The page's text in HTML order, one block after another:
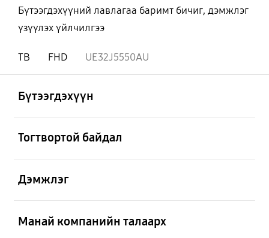
Бүтээгдэхүүний лавлагаа баримт бичиг, дэмжлэг
үзүүлэх үйлчилгээ
ТВ FHD UE32J5550AU
Бүтээгдэхүүн
Тогтвортой байдал
Дэмжлэг
Манай компанийн талаарх